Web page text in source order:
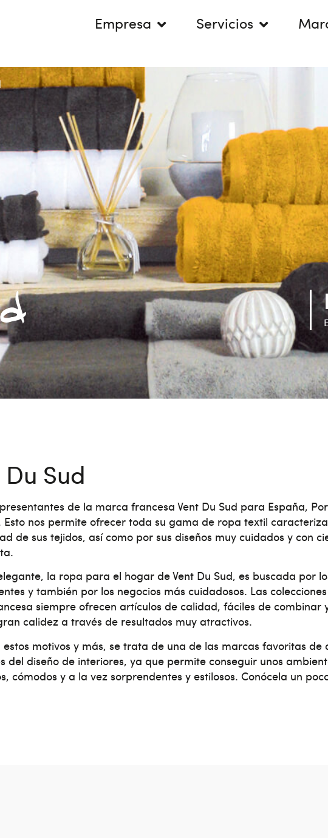
Empresa Servicios
Sud
de la marca francesa Vent Du Sud para España,
Esto nos permite ofrecer toda su gama de ropa textil
de sus tejidos, así como por sus diseños muy cuidados y con
la ropa para el hogar de Vent Du Sud, es buscada por
y también por los negocios más cuidadosos. Las
siempre ofrecen artículos de calidad, fáciles de combinar
calidez a través de resultados muy atractivos.
estos motivos y más, se trata de una de las marcas favoritas de
del diseño de interiores, ya que permite conseguir unos
cómodos y a la vez sorprendentes y estilosos. Conócela un